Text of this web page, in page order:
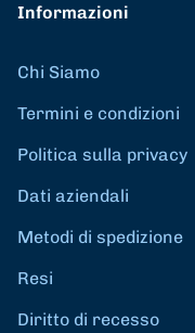
Informazioni
Chi Siamo
Termini e condizioni
Politica sulla privacy
Dati aziendali
Metodi di spedizione
Resi
Diritto di recesso